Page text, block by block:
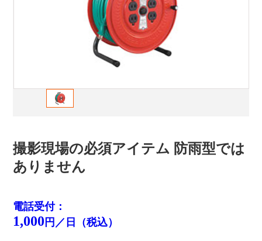
撮影現場の必須アイテム 防雨型では
ありません
電話受付：
1,000 円／日（税込）